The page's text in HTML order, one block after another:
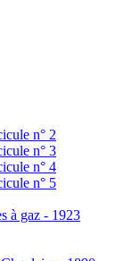
n° 2
n° 3
n° 4
n° 5
à gaz - 1923